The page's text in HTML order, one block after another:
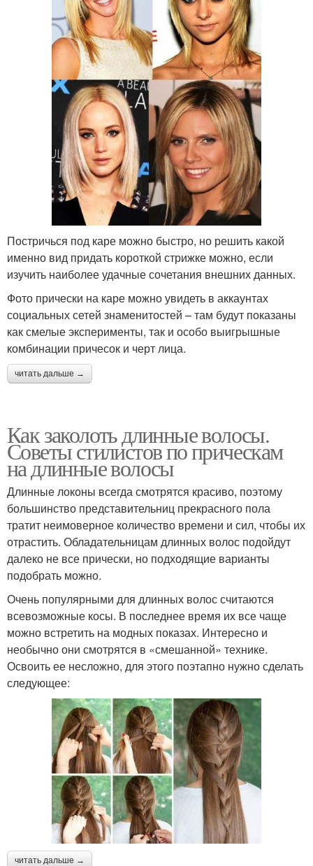
Постричься под каре можно быстро, но решить какой
именно вид придать короткой стрижке можно, если
изучить наиболее удачные сочетания внешних данных.
Фото прически на каре можно увидеть в аккаунтах
социальных сетей знаменитостей – там будут показаны
как смелые эксперименты, так и особо выигрышные
комбинации причесок и черт лица.
читать дальше →
Как заколоть длинные волосы.
Советы стилистов по прическам
на длинные волосы
Длинные локоны всегда смотрятся красиво, поэтому
большинство представительниц прекрасного пола
тратит неимоверное количество времени и сил, чтобы их
отрастить. Обладательницам длинных волос подойдут
далеко не все прически, но подходящие варианты
подобрать можно.
Очень популярными для длинных волос считаются
всевозможные косы. В последнее время их все чаще
можно встретить на модных показах. Интересно и
необычно они смотрятся в «смешанной» технике.
Освоить ее несложно, для этого поэтапно нужно сделать
следующее:
читать дальше →